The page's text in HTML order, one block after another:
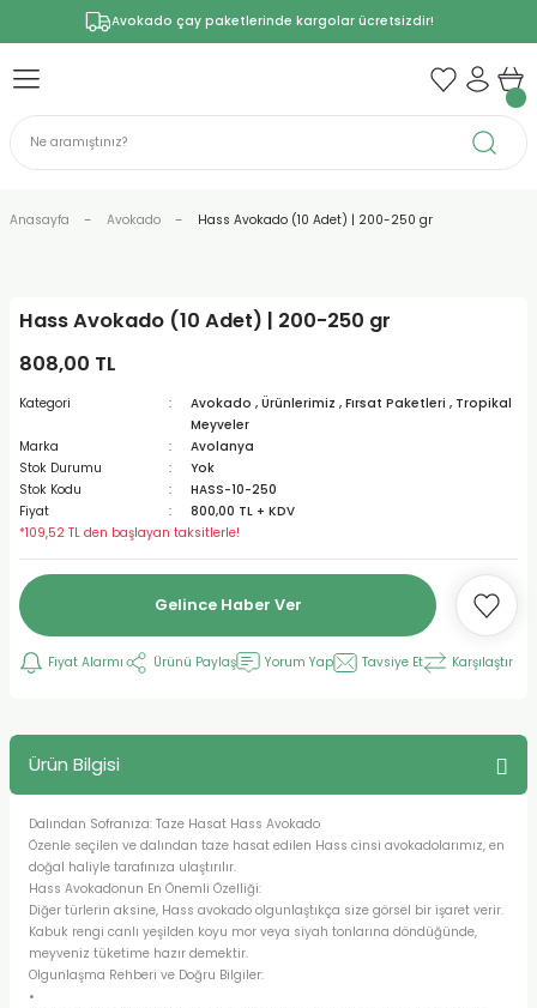
Avokado çay paketlerinde kargolar ücretsizdir!
Anasayfa Avokado Hass Avokado (10 Adet) | 200-250 gr
Hass Avokado (10 Adet) | 200-250 gr
808,00 TL
Kategori Avokado , Ürünlerimiz , Fırsat Paketleri , Tropikal
Meyveler
Marka
Avolanya
Stok Durumu
Yok
Stok Kodu
HASS-10-250
Fiyat
800,00 TL + KDV
*109,52 TL den başlayan taksitlerle!
Gelince Haber Ver
Fiyat Alarmı Ürünü Paylaş Yorum Yap Tavsiye Et Karşılaştır
Ürün Bilgisi
Dalından Sofranıza: Taze Hasat Hass Avokado
Özenle seçilen ve dalından taze hasat edilen Hass cinsi avokadolarımız, en
doğal haliyle tarafınıza ulaştırılır.
Hass Avokadonun En Önemli Özelliği:
Diğer türlerin aksine, Hass avokado olgunlaştıkça size görsel bir işaret verir.
Kabuk rengi canlı yeşilden koyu mor veya siyah tonlarına döndüğünde,
meyveniz tüketime hazır demektir.
Olgunlaşma Rehberi ve Doğru Bilgiler:
•